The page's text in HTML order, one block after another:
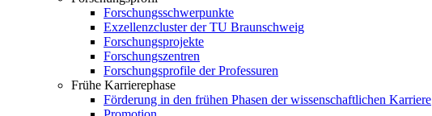
Forschungsschwerpunkte
Exzellenzcluster der TU Braunschweig
Forschungsprojekte
Forschungszentren
Forschungsprofile der Professuren
Frühe Karrierephase
Förderung in den frühen Phasen der wissenschaftlichen Karriere